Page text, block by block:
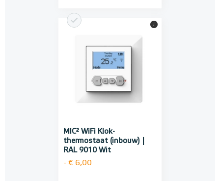
MIC² WiFi Klok-
thermostaat (inbouw) |
RAL 9010 Wit
- € 6,00
i